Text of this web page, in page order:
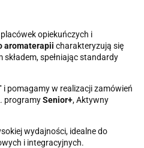
opiekuńczych i
aromaterapii charakteryzują się
spełniając standardy
i pomagamy w realizacji zamówień
programySenior+, Aktywny
wydajności, idealne do
i integracyjnych.